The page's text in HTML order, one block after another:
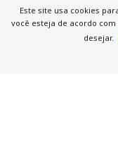
Este site usa cookies
você esteja de acordo
desejar.